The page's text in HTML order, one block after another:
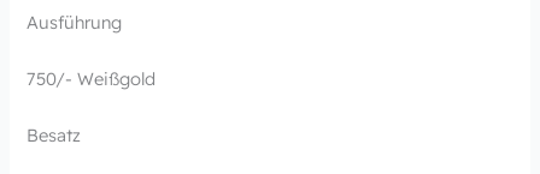
Ausführung
750/- Weißgold
Besatz